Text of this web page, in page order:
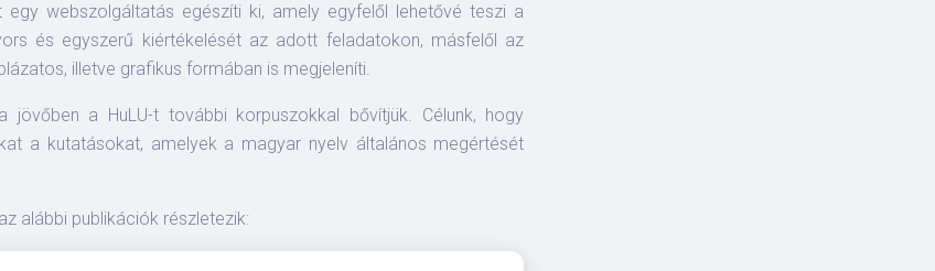
egy webszolgáltatás egészíti ki, amely egyfelől lehetővé teszi a
és egyszerű kiértékelését az adott feladatokon, másfelől az
illetve grafikus formában is megjeleníti.
jövőben a HuLU-t további korpuszokkal bővítjük. Célunk, hogy
a kutatásokat, amelyek a magyar nyelv általános megértését
alábbi publikációk részletezik: